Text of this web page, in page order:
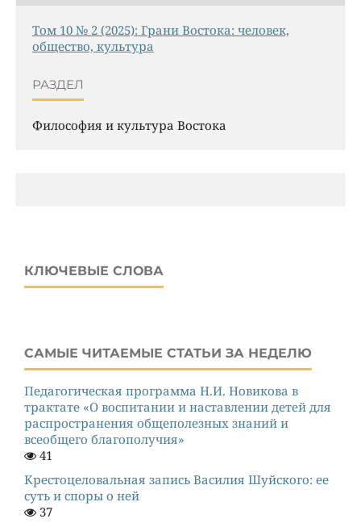
Том 10 № 2 (2025): Грани Востока: человек,
общество, культура
РАЗДЕЛ
Философия и культура Востока
КЛЮЧЕВЫЕ СЛОВА
САМЫЕ ЧИТАЕМЫЕ СТАТЬИ ЗА НЕДЕЛЮ
Педагогическая программа Н.И. Новикова в
трактате «О воспитании и наставлении детей для
распространения общеполезных знаний и
всеобщего благополучия»
41
Крестоцеловальная запись Василия Шуйского: ее
суть и споры о ней
37